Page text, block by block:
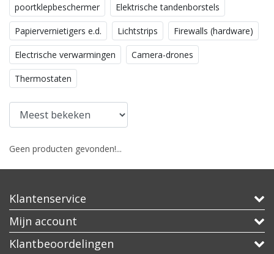
poortklepbeschermer Elektrische tandenborstels
Papiervernietigers e.d. Lichtstrips Firewalls (hardware)
Electrische verwarmingen Camera-drones
Thermostaten
Geen producten gevonden!...
Klantenservice
Mijn account
Klantbeoordelingen